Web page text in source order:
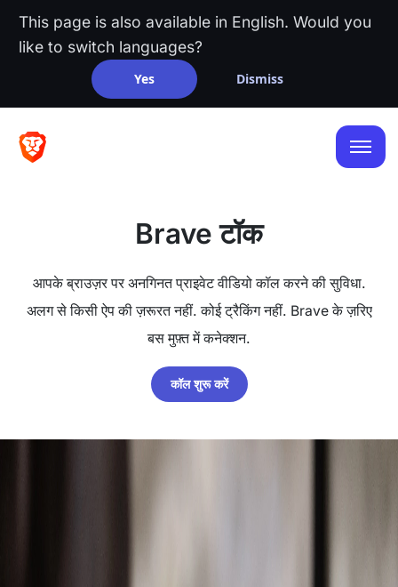
This page is also available in English. Would you
like to switch languages?
Yes Dismiss
Brave टॉक
आपके ब्राउज़र पर अनगिनत प्राइवेट वीडियो कॉल करने की सुविधा.
अलग से किसी ऐप की ज़रूरत नहीं. कोई ट्रैकिंग नहीं. Brave के ज़रिए
बस मुफ़्त में कनेक्शन.
कॉल शुरू करें